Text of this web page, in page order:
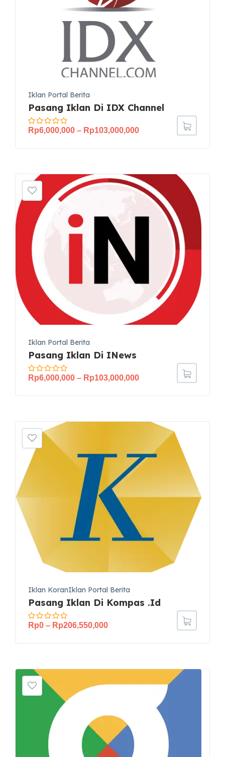
Iklan Portal Berita
Pasang Iklan Di IDX Channel
Rp6,000,000 – Rp103,000,000
Iklan Portal Berita
Pasang Iklan Di INews
Rp6,000,000 – Rp103,000,000
Iklan KoranIklan Portal Berita
Pasang Iklan Di Kompas .id
Rp0 – Rp206,550,000